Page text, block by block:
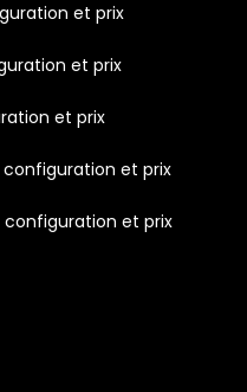
et prix
et prix
et prix
configuration et prix
configuration et prix